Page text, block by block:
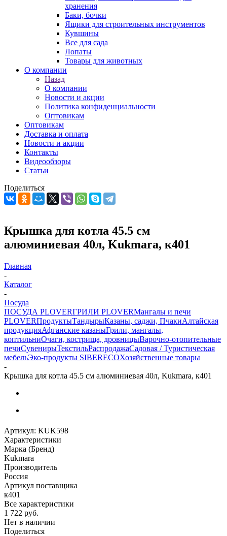
хранения
Баки, бочки
Ящики для строительных инструментов
Кувшины
Все для сада
Лопаты
Товары для животных
О компании
Назад
О компании
Новости и акции
Политика конфиденциальности
Оптовикам
Оптовикам
Доставка и оплата
Новости и акции
Контакты
Видеообзоры
Статьи
Поделиться
Крышка для котла 45.5 см
алюминиевая 40л, Kukmara, к401
Главная
-
Каталог
-
Посуда
ПОСУДА PLOVERГРИЛИ PLOVERМангалы и печи
PLOVERПродуктыТандырыКазаны, саджи, ПчакиАлтайская
продукцияАфганские казаныГрили, мангалы,
коптильниОчаги, кострища, дровницыВарочно-отопительные
печиСувенирыТекстильРаспродажаСадовая / Туристическая
мебельЭко-продукты SIBERECOХозяйственные товары
-
Крышка для котла 45.5 см алюминиевая 40л, Kukmara, к401
Артикул: KUK598
Характеристики
Марка (Бренд)
Kukmara
Производитель
Россия
Артикул поставщика
к401
Все характеристики
1 722 руб.
Нет в наличии
Поделиться